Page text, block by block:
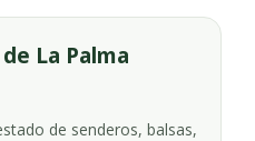
La Palma
de senderos, balsas,